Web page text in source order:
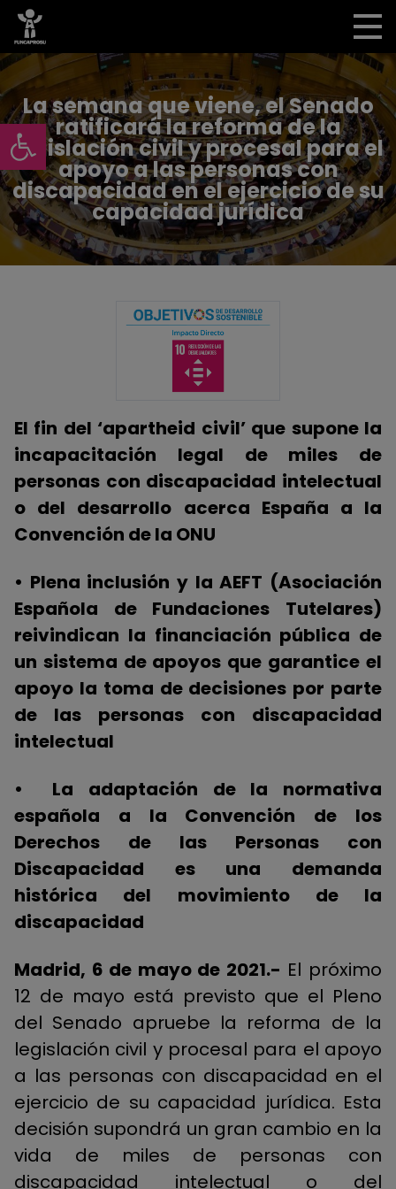
Abrir barra de herramientas
La semana que viene, el Senado
ratificará la reforma de la
legislación civil y procesal para el
apoyo a las personas con
discapacidad en el ejercicio de su
capacidad jurídica
El fin del ‘apartheid civil’ que supone la
incapacitación legal de miles de
personas con discapacidad intelectual
o del desarrollo acerca España a la
Convención de la ONU
• Plena inclusión y la AEFT (Asociación
Española de Fundaciones Tutelares)
reivindican la financiación pública de
un sistema de apoyos que garantice el
apoyo la toma de decisiones por parte
de las personas con discapacidad
intelectual
• La adaptación de la normativa
española a la Convención de los
Derechos de las Personas con
Discapacidad es una demanda
histórica del movimiento de la
discapacidad
Madrid, 6 de mayo de 2021.- El próximo
12 de mayo está previsto que el Pleno
del Senado apruebe la reforma de la
legislación civil y procesal para el apoyo
a las personas con discapacidad en el
ejercicio de su capacidad jurídica. Esta
decisión supondrá un gran cambio en la
vida de miles de personas con
discapacidad intelectual o del